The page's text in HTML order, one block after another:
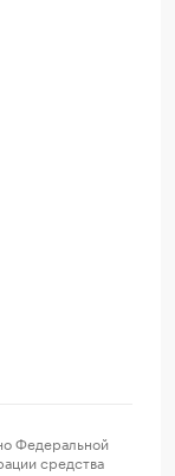
Федеральной
средства